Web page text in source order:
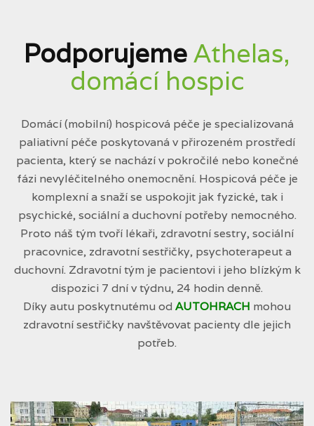
PodporujemeAthelas,
domácí hospic
Domácí (mobilní) hospicová péče je specializovaná
paliativní péče poskytovaná v přirozeném prostředí
pacienta, který se nachází v pokročilé nebo konečné
fázi nevyléčitelného onemocnění. Hospicová péče je
komplexní a snaží se uspokojit jak fyzické, tak i
psychické, sociální a duchovní potřeby nemocného.
Proto náš tým tvoří lékaři, zdravotní sestry, sociální
pracovnice, zdravotní sestřičky, psychoterapeut a
duchovní. Zdravotní tým je pacientovi i jeho blízkým k
dispozici 7 dní v týdnu, 24 hodin denně.
Díky autu poskytnutému od AUTOHRACH mohou
zdravotní sestřičky navštěvovat pacienty dle jejich
potřeb.